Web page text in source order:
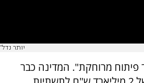
יותר נדל"
פיתוח מרוחקת". המדינה כבר